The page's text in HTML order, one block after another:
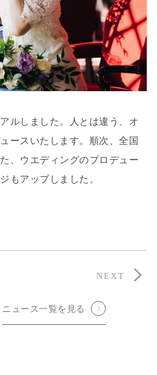
ルしました。人とは違う、オ
ースいたします。順次、全国
、ウエディングのプロデュー
もアップしました。
NEXT
ニュース一覧を見る